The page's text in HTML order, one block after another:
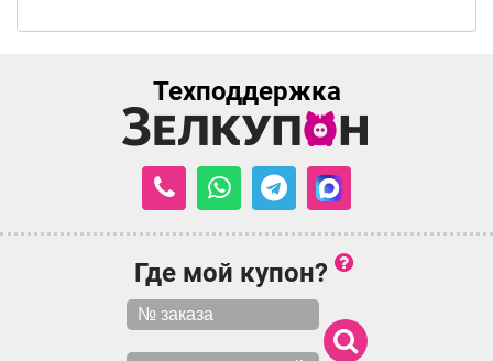
Техподдержка
Где мой купон?